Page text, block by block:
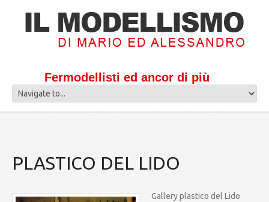
Fermodellisti ed ancor di più
PLASTICO DEL LIDO
Gallery plastico del Lido